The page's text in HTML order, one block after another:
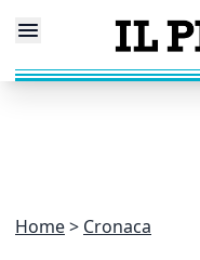
Home Cronaca